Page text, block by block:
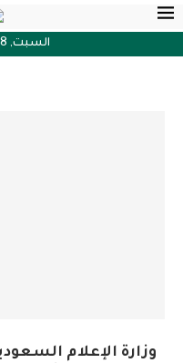
السبت, 8 أغسطس , 2026
وزارة الإعلام